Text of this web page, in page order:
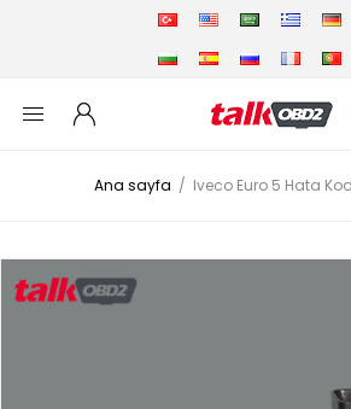
Ana sayfa / Iveco Euro 5 Hata